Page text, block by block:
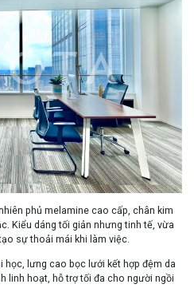
phủ melamine cao cấp, chân kim
Kiểu dáng tối giản nhưng tinh tế, vừa
sự thoải mái khi làm việc.
học, lưng cao bọc lưới kết hợp đệm da
linh hoạt, hỗ trợ tối đa cho người ngồi